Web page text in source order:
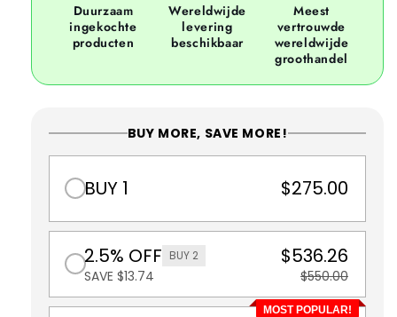
Duurzaam
ingekochte
producten
Wereldwijde
levering
beschikbaar
Meest
vertrouwde
wereldwijde
groothandel
BUY MORE, SAVE MORE!
BUY 1 $275.00
2.5% OFF BUY 2
SAVE $13.74
$536.26
$550.00
MOST POPULAR!